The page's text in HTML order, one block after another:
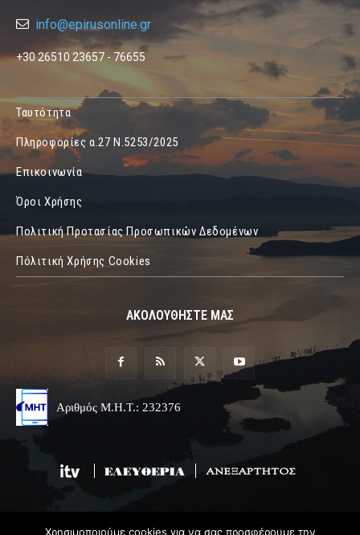
info@epirusonline.gr
+30 26510 23657 - 76655
Ταυτότητα
Πληροφορίες α.27 Ν.5253/2025
Επικοινωνία
Όροι Χρήσης
Πολιτική Προτασίας Προσωπικών Δεδομένων
Πόλιτική Χρήσης Cookies
ΑΚΟΛΟΥΘΗΣΤΕ ΜΑΣ
Αριθμός Μ.Η.Τ.: 232376
Χρησιμοποιούμε cookies για να σας προσφέρουμε την